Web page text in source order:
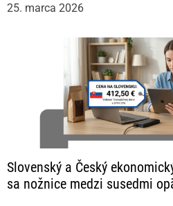
25. marca 2026
Slovenský a Český
sa nožnice medzi susedmi